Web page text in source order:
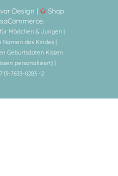
Design |
Shop
Mädchen & Jungen |
des Kindes |
Geburtsdaten Kissen
personalisiert) |
7633-8283 -2